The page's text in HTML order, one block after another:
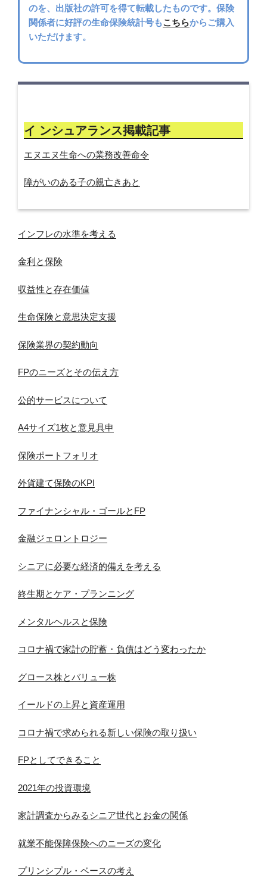
のを、出版社の許可を得て転載したものです。保険
関係者に好評の生命保険統計号もこちらからご購入
いただけます。
イ ンシュアランス掲載記事
エヌエヌ生命への業務改善命令
障がいのある子の親亡きあと
インフレの水準を考える
金利と保険
収益性と存在価値
生命保険と意思決定支援
保険業界の契約動向
FPのニーズとその伝え方
公的サービスについて
A4サイズ1枚と意見具申
保険ポートフォリオ
外貨建て保険のKPI
ファイナンシャル・ゴールとFP
金融ジェロントロジー
シニアに必要な経済的備えを考える
終生期とケア・プランニング
メンタルヘルスと保険
コロナ禍で家計の貯蓄・負債はどう変わったか
グロース株とバリュー株
イールドの上昇と資産運用
コロナ禍で求められる新しい保険の取り扱い
FPとしてできること
2021年の投資環境
家計調査からみるシニア世代とお金の関係
就業不能保障保険へのニーズの変化
プリンシプル・ベースの考え